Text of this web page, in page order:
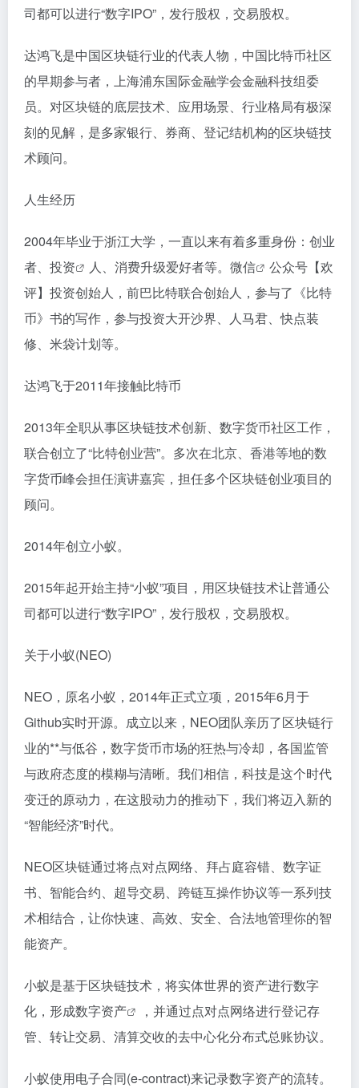
司都可以进行“数字IPO”，发行股权，交易股权。
达鸿飞是中国区块链行业的代表人物，中国比特币社区
的早期参与者，上海浦东国际金融学会金融科技组委
员。对区块链的底层技术、应用场景、行业格局有极深
刻的见解，是多家银行、券商、登记结机构的区块链技
术顾问。
人生经历
2004年毕业于浙江大学，一直以来有着多重身份：创业
者、 投资 人、消费升级爱好者等。 微信
公众号【欢
评】投资创始人，前巴比特联合创始人，参与了《比特
币》书的写作，参与投资大开沙界、人马君、快点装
修、米袋计划等。
达鸿飞于2011年接触比特币
2013年全职从事区块链技术创新、数字货币社区工作，
联合创立了“比特创业营”。多次在北京、香港等地的数
字货币峰会担任演讲嘉宾，担任多个区块链创业项目的
顾问。
2014年创立小蚁。
2015年起开始主持“小蚁”项目，用区块链技术让普通公
司都可以进行“数字IPO”，发行股权，交易股权。
关于小蚁(NEO)
NEO，原名小蚁，2014年正式立项，2015年6月于
Github实时开源。成立以来，NEO团队亲历了区块链行
业的**与低谷，数字货币市场的狂热与冷却，各国监管
与政府态度的模糊与清晰。我们相信，科技是这个时代
变迁的原动力，在这股动力的推动下，我们将迈入新的
“智能经济”时代。
NEO区块链通过将点对点网络、拜占庭容错、数字证
书、智能合约、超导交易、跨链互操作协议等一系列技
术相结合，让你快速、高效、安全、合法地管理你的智
能资产。
小蚁是基于区块链技术，将实体世界的资产进行数字
化，形成数字资产
，并通过点对点网络进行登记存
管、转让交易、清算交收的去中心化分布式总账协议。
小蚁使用电子合同(e-contract)来记录数字资产的流转。